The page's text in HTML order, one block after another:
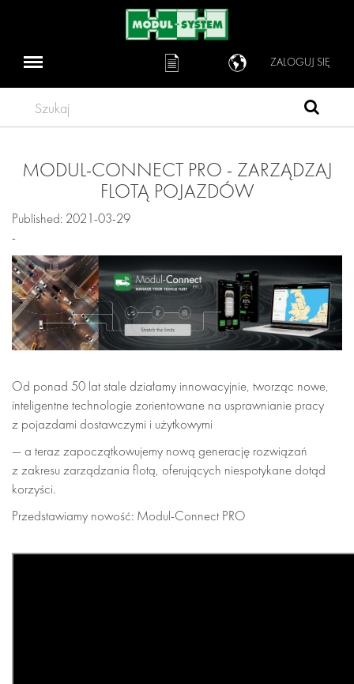
ZALOGUJ SIĘ
Szukaj
MODUL-CONNECT PRO - ZARZĄDZAJ
FLOTĄ POJAZDÓW
Published: 2021-03-29
-
Od ponad 50 lat stale działamy innowacyjnie, tworząc nowe,
inteligentne technologie zorientowane na usprawnianie pracy
z pojazdami dostawczymi i użytkowymi
— a teraz zapoczątkowujemy nową generację rozwiązań
z zakresu zarządzania flotą, oferujących niespotykane dotąd
korzyści.
Przedstawiamy nowość: Modul-Connect PRO